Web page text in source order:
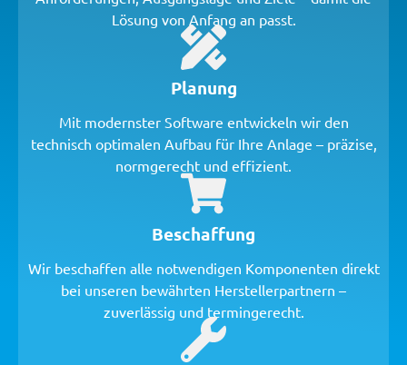
Lösung von Anfang an passt.
Planung
Mit modernster Software entwickeln wir den
technisch optimalen Aufbau für Ihre Anlage – präzise,
normgerecht und effizient.
Beschaffung
Wir beschaffen alle notwendigen Komponenten direkt
bei unseren bewährten Herstellerpartnern –
zuverlässig und termingerecht.